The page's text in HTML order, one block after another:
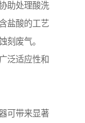
助处理酸洗
盐酸的工艺
刻废气。
泛适应性和
可带来显著